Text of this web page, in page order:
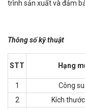
trình sản xuất và đảm
Thông số kỹ thuật
STT Hạng
1
Công
2
Kích